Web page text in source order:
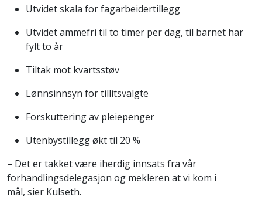
Utvidet skala for fagarbeidertillegg
Utvidet ammefri til to timer per dag, til barnet har
fylt to år
Tiltak mot kvartsstøv
Lønnsinnsyn for tillitsvalgte
Forskuttering av pleiepenger
Utenbystillegg økt til 20 %
– Det er takket være iherdig innsats fra vår
forhandlingsdelegasjon og mekleren at vi kom i
mål, sier Kulseth.